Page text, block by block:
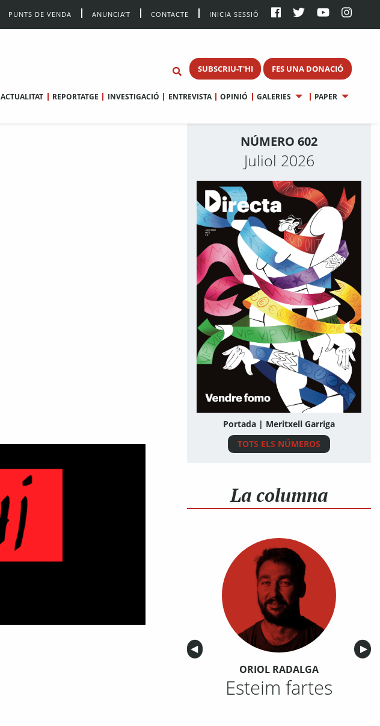
PUNTS DE VENDA ANUNCIA’T CONTACTE INICIA SESSIÓ
SUBSCRIU-T'HI FES UNA DONACIÓ
ACTUALITAT REPORTATGE INVESTIGACIÓ ENTREVISTA OPINIÓ GALERIES PAPER
NÚMERO 602
Juliol 2026
Portada | Meritxell Garriga
TOTS ELS NÚMEROS
La columna
Anterior
◀︎ ▶︎
ORIOL RADALGA
Esteim fartes